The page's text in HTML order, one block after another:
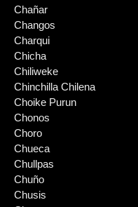
Chañar
Changos
Charqui
Chicha
Chiliweke
Chinchilla Chilena
Choike Purun
Chonos
Choro
Chueca
Chullpas
Chuño
Chusis